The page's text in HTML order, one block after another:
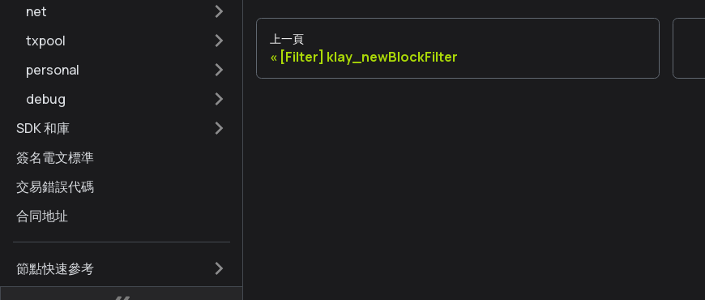
net
txpool
personal
debug
SDK 和庫
簽名電文標準
交易錯誤代碼
合同地址
節點快速參考
上一頁
[Filter] klay_newBlockFilter